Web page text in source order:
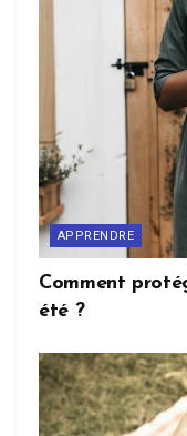
APPRENDRE
Comment
été ?